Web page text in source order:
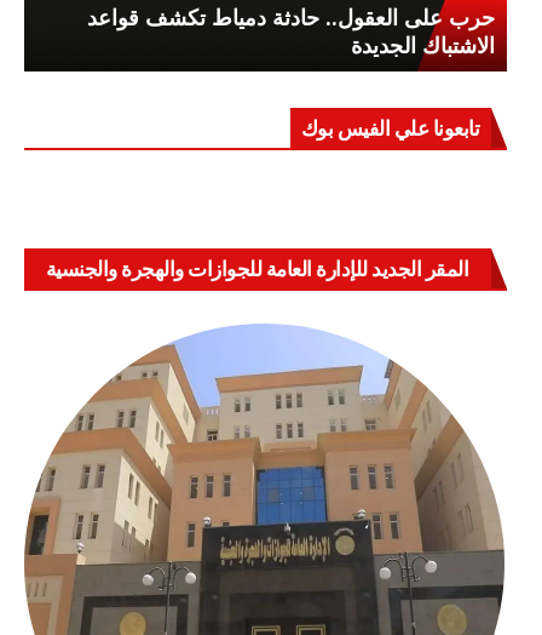
حرب على العقول.. حادثة دمياط تكشف قواعد
الاشتباك الجديدة
تابعونا علي الفيس بوك
المقر الجديد للإدارة العامة للجوازات والهجرة والجنسية